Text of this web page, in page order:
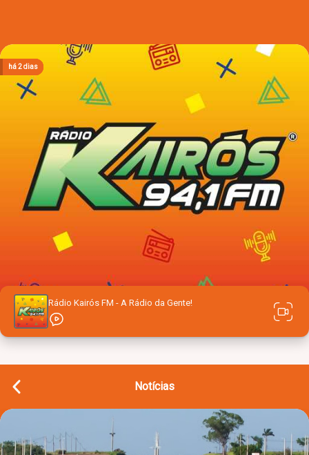
Rádio Kairós FM - A Rádio da Gente!
Notícias
há 2 dias
há 2 dias
há 2 dias
há 2 dias
há 2 dias